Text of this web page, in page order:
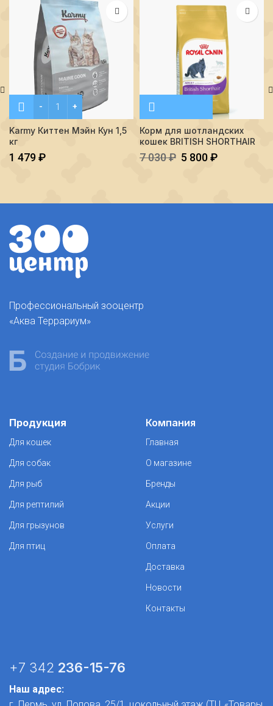
Количество Karmy Киттен Мэйн Кун 1,5 кг
Karmy Киттен Мэйн Кун 1,5
кг
1 479₽
Корм для шотландских
кошек BRITISH SHORTHAIR
7 030₽ 5 800₽
Профессиональный зооцентр
«Аква Террариум»
Продукция
Для кошек
Для собак
Для рыб
Для рептилий
Для грызунов
Для птиц
Компания
Главная
О магазине
Бренды
Акции
Услуги
Оплата
Доставка
Новости
Контакты
+7 342 236-15-76
Наш адрес: